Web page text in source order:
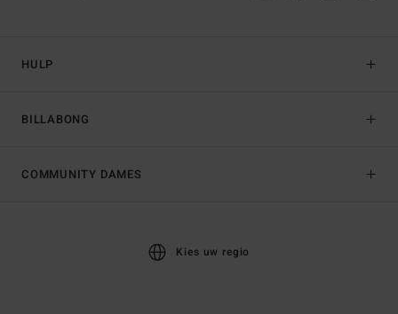
HULP
BILLABONG
COMMUNITY DAMES
Kies uw regio